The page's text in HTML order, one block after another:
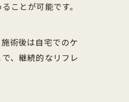
ことが可能です。
術後は自宅でのケ
、継続的なリフレ